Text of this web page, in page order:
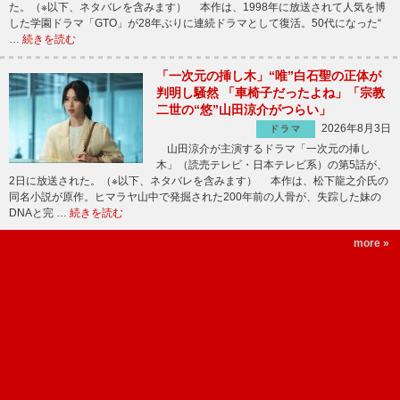
た。（※以下、ネタバレを含みます） 本作は、1998年に放送されて人気を博
した学園ドラマ「GTO」が28年ぶりに連続ドラマとして復活。50代になった“
… 続きを読む
「一次元の挿し木」“唯”白石聖の正体が
判明し騒然 「車椅子だったよね」「宗教
二世の“悠”山田涼介がつらい」
ドラマ
2026年8月3日
山田涼介が主演するドラマ「一次元の挿し
木」（読売テレビ・日本テレビ系）の第5話が、
2日に放送された。（※以下、ネタバレを含みます） 本作は、松下龍之介氏の
同名小説が原作。ヒマラヤ山中で発掘された200年前の人骨が、失踪した妹の
DNAと完 … 続きを読む
more »